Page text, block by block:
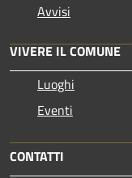
Avvisi
VIVERE IL COMUNE
Luoghi
Eventi
CONTATTI